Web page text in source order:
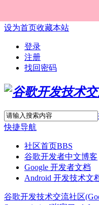
设为首页收藏本站
登录
注册
找回密码
快捷导航
社区首页BBS
谷歌开发者中文博客
Google 开发者文档
Android 开发技术文
谷歌开发技术交流社区